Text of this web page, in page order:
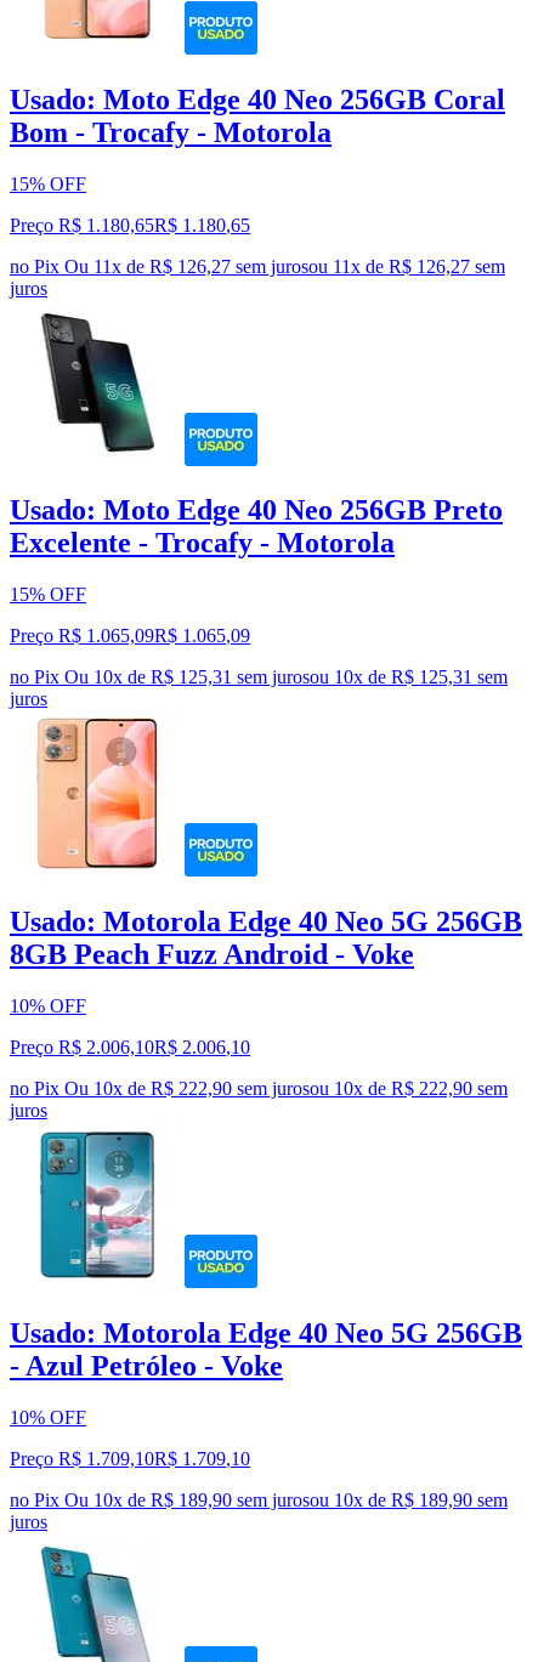
Usado: Moto Edge 40 Neo 256GB Coral
Bom - Trocafy - Motorola
15% OFF
Preço R$ 1.180,65R$ 1.180,65
no Pix Ou 11x de R$ 126,27 sem jurosou 11x de R$ 126,27 sem
juros
Usado: Moto Edge 40 Neo 256GB Preto
Excelente - Trocafy - Motorola
15% OFF
Preço R$ 1.065,09R$ 1.065,09
no Pix Ou 10x de R$ 125,31 sem jurosou 10x de R$ 125,31 sem
juros
Usado: Motorola Edge 40 Neo 5G 256GB
8GB Peach Fuzz Android - Voke
10% OFF
Preço R$ 2.006,10R$ 2.006,10
no Pix Ou 10x de R$ 222,90 sem jurosou 10x de R$ 222,90 sem
juros
Usado: Motorola Edge 40 Neo 5G 256GB
- Azul Petróleo - Voke
10% OFF
Preço R$ 1.709,10R$ 1.709,10
no Pix Ou 10x de R$ 189,90 sem jurosou 10x de R$ 189,90 sem
juros